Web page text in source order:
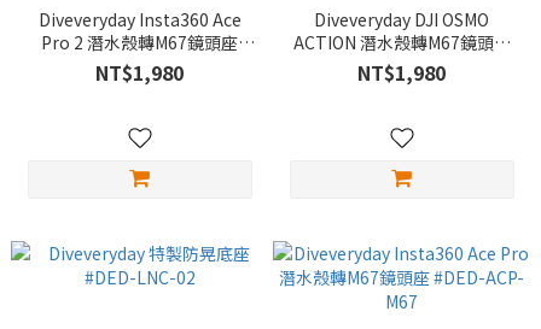
Diveveryday Insta360 Ace
Pro 2 潛水殼轉M67鏡頭座
#DED-ACP2-M67
NT$1,980
Diveveryday DJI OSMO
ACTION 潛水殼轉M67鏡頭座
#DED-OA5-M67
NT$1,980